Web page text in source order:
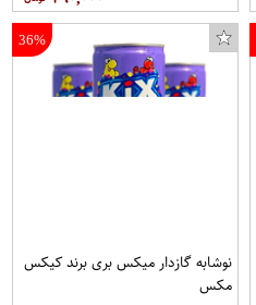
36%
نوشابه گازدار میکس بری برند کیکس
مکس